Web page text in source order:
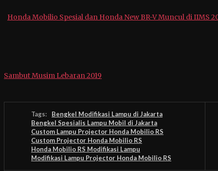
Honda Mobilio Spesial dan Honda New BR-V Muncul di IIMS
Sambut Musim Lebaran 2019
Tags:
Bengkel Modifikasi Lampu di Jakarta
Bengkel Spesialis Lampu Mobil di Jakarta
Custom Lampu Projector Honda Mobilio RS
Custom Projector Honda Mobilio RS
Honda Mobilio RS Modifikasi Lampu
Modifikasi Lampu Projector Honda Mobilio RS